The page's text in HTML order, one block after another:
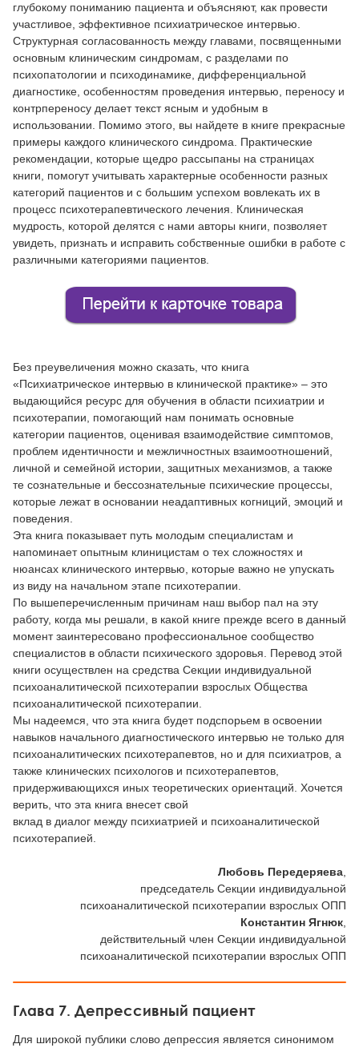
глубокому пониманию пациента и объясняют, как провести
участливое, эффективное психиатрическое интервью.
Структурная согласованность между главами, посвященными
основным клиническим синдромам, с разделами по
психопатологии и психодинамике, дифференциальной
диагностике, особенностям проведения интервью, переносу и
контрпереносу делает текст ясным и удобным в
использовании. Помимо этого, вы найдете в книге прекрасные
примеры каждого клинического синдрома. Практические
рекомендации, которые щедро рассыпаны на страницах
книги, помогут учитывать характерные особенности разных
категорий пациентов и с большим успехом вовлекать их в
процесс психотерапевтического лечения. Клиническая
мудрость, которой делятся с нами авторы книги, позволяет
увидеть, признать и исправить собственные ошибки в работе с
различными категориями пациентов.
Без преувеличения можно сказать, что книга
«Психиатрическое интервью в клинической практике» – это
выдающийся ресурс для обучения в области психиатрии и
психотерапии, помогающий нам понимать основные
категории пациентов, оценивая взаимодействие симптомов,
проблем идентичности и межличностных взаимоотношений,
личной и семейной истории, защитных механизмов, а также
те сознательные и бессознательные психические процессы,
которые лежат в основании неадаптивных когниций, эмоций и
поведения.
Эта книга показывает путь молодым специалистам и
напоминает опытным клиницистам о тех сложностях и
нюансах клинического интервью, которые важно не упускать
из виду на начальном этапе психотерапии.
По вышеперечисленным причинам наш выбор пал на эту
работу, когда мы решали, в какой книге прежде всего в данный
момент заинтересовано профессиональное сообщество
специалистов в области психического здоровья. Перевод этой
книги осуществлен на средства Секции индивидуальной
психоаналитической психотерапии взрослых Общества
психоаналитической психотерапии.
Мы надеемся, что эта книга будет подспорьем в освоении
навыков начального диагностического интервью не только для
психоаналитических психотерапевтов, но и для психиатров, а
также клинических психологов и психотерапевтов,
придерживающихся иных теоретических ориентаций. Хочется
верить, что эта книга внесет свой
вклад в диалог между психиатрией и психоаналитической
психотерапией.
Любовь Передеряева,
председатель Секции индивидуальной
психоаналитической психотерапии взрослых ОПП
Константин Ягнюк,
действительный член Секции индивидуальной
психоаналитической психотерапии взрослых ОПП
Глава 7. Депрессивный пациент
Для широкой публики слово депрессия является синонимом